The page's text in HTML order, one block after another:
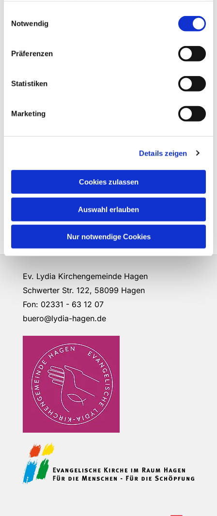
Notwendig
Präferenzen
Statistiken
Marketing
Details zeigen
Cookies zulassen
Auswahl erlauben
Nur notwendige Cookies
Ev. Lydia Kirchengemeinde Hagen
Schwerter Str. 122, 58099 Hagen
Fon: 02331 - 63 12 07
buero@lydia-hagen.de